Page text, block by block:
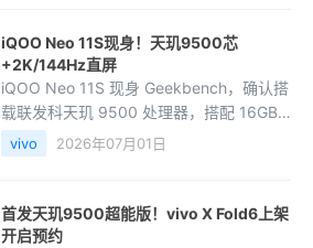
iQOO Neo 11S现身！天玑9500芯
+2K/144Hz直屏
iQOO Neo 11S 现身 Geekbench，确认搭
载联发科天玑 9500 处理器，搭配 16GB
内存，单核与多核跑分大幅超越前代。爆
料称该机采用 2K 144Hz OLED 直屏，配
vivo 2026年07月01日
首发天玑9500超能版！vivo X Fold6上架
开启预约